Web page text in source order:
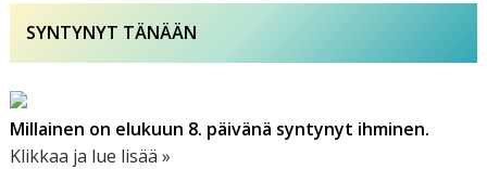
SYNTYNYT TÄNÄÄN
Millainen on elukuun 8. päivänä syntynyt ihminen.
Klikkaa ja lue lisää »